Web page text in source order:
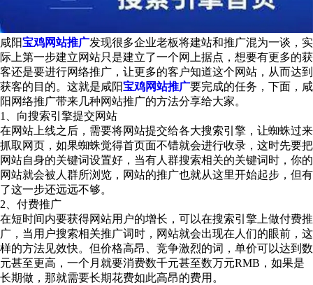
咸阳宝鸡网站推广发现很多企业老板将建站和推广混为一谈，实
际上第一步建立网站只是建立了一个网上据点，想要有更多的获
客还是要进行网络推广，让更多的客户知道这个网站，从而达到
获客的目的。这就是咸阳宝鸡网站推广要完成的任务，下面，咸
阳网络推广带来几种网站推广的方法分享给大家。
1、向搜索引擎提交网站
在网站上线之后，需要将网站提交给各大搜索引擎，让蜘蛛过来
抓取网页，如果蜘蛛觉得首页面不错就会进行收录，这时先要把
网站自身的关键词设置好，当有人群搜索相关的关键词时，你的
网站就会被人群所浏览，网站的推广也就从这里开始起步，但有
了这一步还远远不够。
2、付费推广
在短时间内要获得网站用户的增长，可以在搜索引擎上做付费推
广，当用户搜索相关推广词时，网站就会出现在人们的眼前，这
样的方法见效快。但价格高昂、竞争激烈的词，单价可以达到数
元甚至更高，一个月就要消费数千元甚至数万元RMB，如果是
长期做，那就需要长期花费如此高昂的费用。